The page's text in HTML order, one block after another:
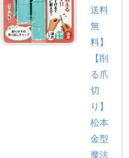
送料
無
料】
【削
る爪
切
り】
松本
金型
魔法